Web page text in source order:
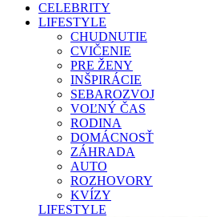
CELEBRITY
LIFESTYLE
CHUDNUTIE
CVIČENIE
PRE ŽENY
INŠPIRÁCIE
SEBAROZVOJ
VOĽNÝ ČAS
RODINA
DOMÁCNOSŤ
ZÁHRADA
AUTO
ROZHOVORY
KVÍZY
LIFESTYLE